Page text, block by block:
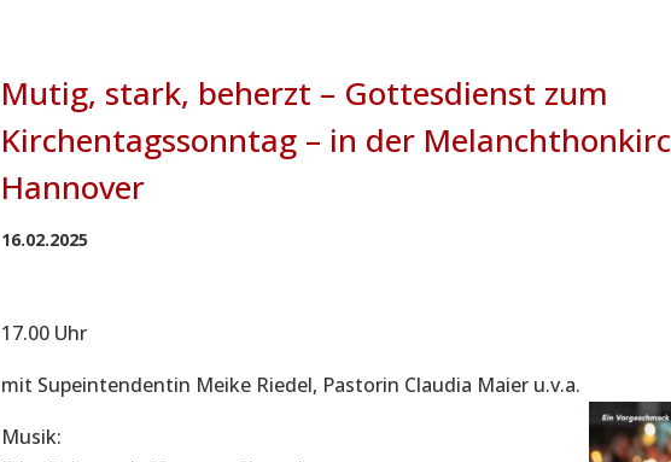
Mutig, stark, beherzt – Gottesdienst zum
Kirchentagssonntag – in der
Hannover
16.02.2025
17.00 Uhr
mit Supeintendentin Meike Riedel, Pastorin Claudia Maier u.v.a.
Musik: